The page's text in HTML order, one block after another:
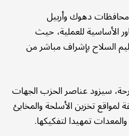
دهوك وأربيل
الأساسية للعملية، حيث
السلاح بإشراف مباشر من
سيزود عناصر الحزب الجهات
تخزين الأسلحة والمخابئ
تمهيدا لتفكيكها.